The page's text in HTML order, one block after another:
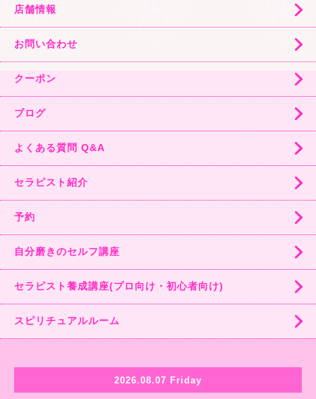
店舗情報
お問い合わせ
クーポン
ブログ
よくある質問 Q&A
セラピスト紹介
予約
自分磨きのセルフ講座
セラピスト養成講座(プロ向け・初心者向け)
スピリチュアルルーム
2026.08.07 Friday